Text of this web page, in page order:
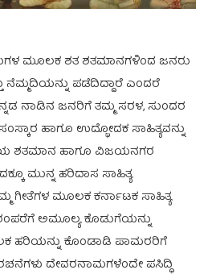
ಮೂಲಕ ಶತ ಶತಮಾನಗಳಿಂದ ಜನರು
ನೆಮ್ಮದಿಯನ್ನು ಪಡೆದಿದ್ದಾರೆ ಎಂದರೆ
ನಾಡಿನ ಜನರಿಗೆ ತಮ್ಮ ಸರಳ, ಸುಂದರ
ಹಾಗೂ ಉದ್ಭೋದಕ ಸಾಹಿತ್ಯವನ್ನು
ಶತಮಾನ ಹಾಗೂ ವಿಜಯನಗರ
ಮುನ್ನ ಹರಿದಾಸ ಸಾಹಿತ್ಯ
ಗೀತೆಗಳ ಮೂಲಕ ಕರ್ನಾಟಕ ಸಾಹಿತ್ಯ
ಅಮೂಲ್ಯ ಕೊಡುಗೆಯನ್ನು
ಹರಿಯನ್ನು ಕೊಂಡಾಡಿ ಪಾಮರರಿಗೆ
ದೇವರನಾಮಗಳೆಂದೇ ಪಸಿದ್ಧಿ